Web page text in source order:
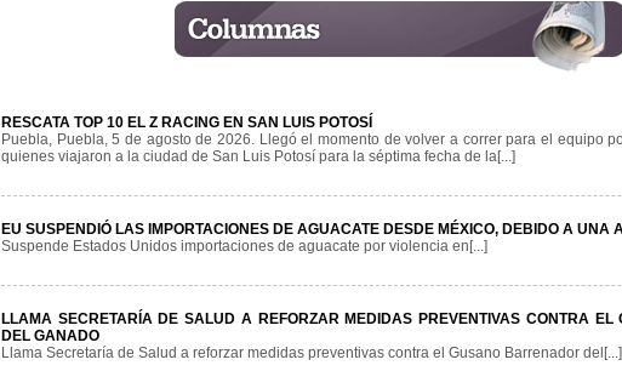
RESCATA TOP 10 EL Z RACING EN SAN LUIS POTOSÍ
Puebla, Puebla, 5 de agosto de 2026. Llegó el momento de volver a correr para el equipo
quienes viajaron a la ciudad de San Luis Potosí para la séptima fecha de la[...]
EU SUSPENDIÓ LAS IMPORTACIONES DE AGUACATE DESDE MÉXICO, DEBIDO A UNA
Suspende Estados Unidos importaciones de aguacate por violencia en[...]
LLAMA SECRETARÍA DE SALUD A REFORZAR MEDIDAS PREVENTIVAS CONTRA EL
DEL GANADO
Llama Secretaría de Salud a reforzar medidas preventivas contra el Gusano Barrenador del[...]